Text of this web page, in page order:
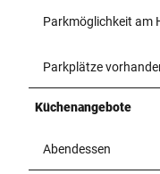
Parkmöglichkeit am
Parkplätze
Küchenangebote
Abendessen